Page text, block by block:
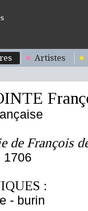
Artistes
de François
1706
:
- burin